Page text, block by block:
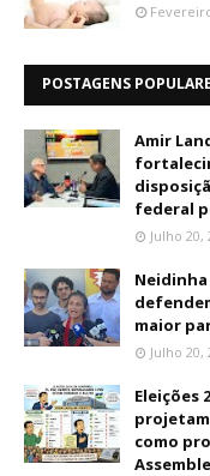
POSTAGENS
Amir
federal
Julho 20,
maior
Julho 20,
Eleições
projetam
como